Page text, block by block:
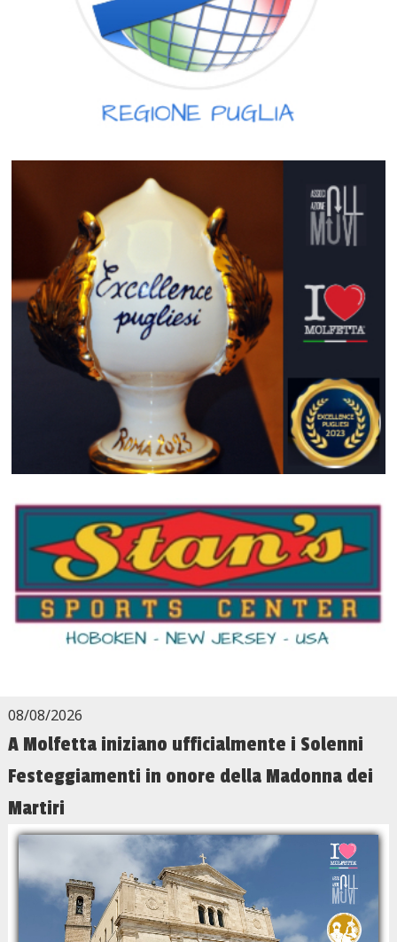
08/08/2026
A Molfetta iniziano ufficialmente i Solenni
Festeggiamenti in onore della Madonna dei
Martiri